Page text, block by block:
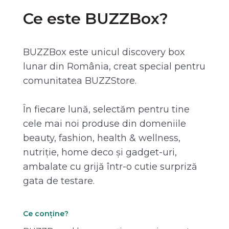
Ce este BUZZBox?
BUZZBox este unicul discovery box
lunar din România, creat special pentru
comunitatea BUZZStore.
În fiecare lună, selectăm pentru tine
cele mai noi produse din domeniile
beauty, fashion, health & wellness,
nutriție, home deco și gadget-uri,
ambalate cu grijă într-o cutie surpriză
gata de testare.
Ce conține?